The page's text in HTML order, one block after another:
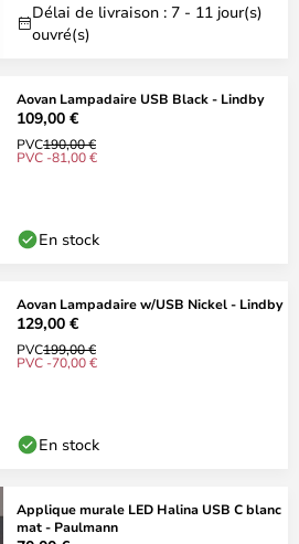
Délai de livraison : 7 - 11 jour(s)
ouvré(s)
Aovan Lampadaire USB Black - Lindby
109,00 €
PVC190,00 €
PVC -81,00 €
En stock
Aovan Lampadaire w/USB Nickel - Lindby
129,00 €
PVC199,00 €
PVC -70,00 €
En stock
Applique murale LED Halina USB C blanc
mat - Paulmann